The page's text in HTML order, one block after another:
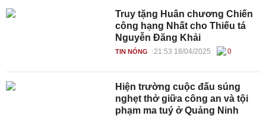
Truy tặng Huân chương Chiến
công hạng Nhất cho Thiếu tá
Nguyễn Đăng Khải
TIN NÓNG 21:53 18/04/2025 0
Hiện trường cuộc đấu súng
nghẹt thở giữa công an và tội
phạm ma tuý ở Quảng Ninh